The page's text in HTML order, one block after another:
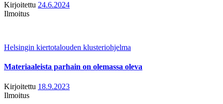
Kirjoitettu 24.6.2024
Ilmoitus
Helsingin kiertotalouden klusteriohjelma
Materiaaleista parhain on olemassa oleva
Kirjoitettu 18.9.2023
Ilmoitus